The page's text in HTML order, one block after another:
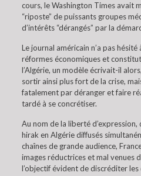
cours, le Washington Times avait
“riposte” de puissants groupes
d’intérêts “dérangés” par la
Le journal américain n’a pas
réformes économiques et
l’Algérie, un modèle écrivait-il
sortir ainsi plus fort de la crise,
fatalement par déranger et faire
tardé à se concrétiser.
Au nom de la liberté
hirak en Algérie diffusés
chaînes de grande audience,
images réductrices et mal venues
l’objectif évident de discréditer les